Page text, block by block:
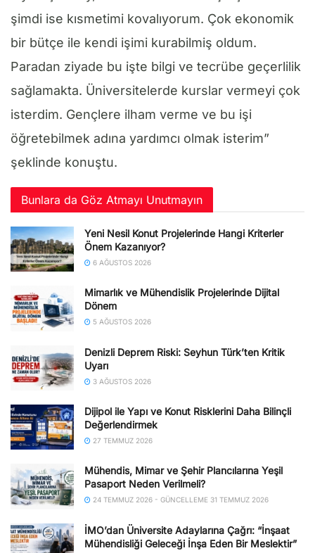
şimdi ise kısmetimi kovalıyorum. Çok ekonomik
bir bütçe ile kendi işimi kurabilmiş oldum.
Paradan ziyade bu işte bilgi ve tecrübe geçerlilik
sağlamakta. Üniversitelerde kurslar vermeyi çok
isterdim. Gençlere ilham verme ve bu işi
öğretebilmek adına yardımcı olmak isterim”
şeklinde konuştu.
Bunlara da Göz Atmayı Unutmayın
Yeni Nesil Konut Projelerinde Hangi Kriterler
Önem Kazanıyor?
6 AĞUSTOS 2026
Mimarlık ve Mühendislik Projelerinde Dijital
Dönem
5 AĞUSTOS 2026
Denizli Deprem Riski: Seyhun Türk’ten Kritik
Uyarı
3 AĞUSTOS 2026
Dijipol ile Yapı ve Konut Risklerini Daha Bilinçli
Değerlendirmek
27 TEMMUZ 2026
Mühendis, Mimar ve Şehir Plancılarına Yeşil
Pasaport Neden Verilmeli?
24 TEMMUZ 2026 - GÜNCELLEME 31 TEMMUZ 2026
İMO’dan Üniversite Adaylarına Çağrı: “İnşaat
Mühendisliği Geleceği İnşa Eden Bir Meslektir”